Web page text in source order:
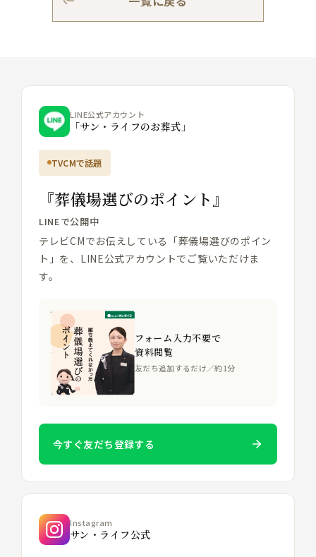
LINE公式アカウント
「サン・ライフのお葬式」
TVCMで話題
『葬儀場選びのポイント』
LINEで公開中
テレビCMでお伝えしている「葬儀場選びのポイン
ト」を、LINE公式アカウントでご覧いただけま
す。
フォーム入力不要で
資料閲覧
友だち追加するだけ／約1分
今すぐ友だち登録する
Instagram
サン・ライフ公式